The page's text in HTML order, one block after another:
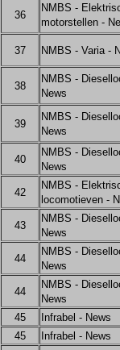
36
NMBS -
motorstellen -
37 NMBS - Varia -
38
NMBS -
News
39
NMBS -
News
40
NMBS -
News
42
NMBS -
locomotieven -
43
NMBS -
News
44
NMBS -
News
44
NMBS -
News
45
Infrabel - News
45 Infrabel - News